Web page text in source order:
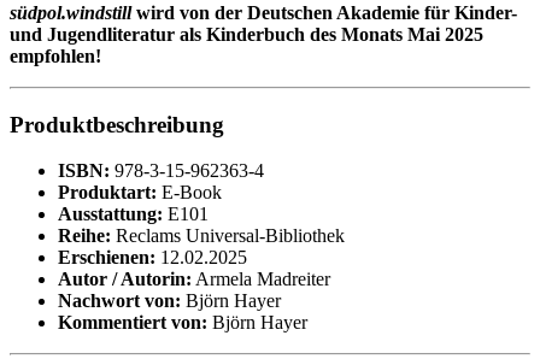
südpol.windstillwird von der Deutschen Akademie für Kinder-
und Jugendliteratur als Kinderbuch des Monats Mai 2025
empfohlen!
Produktbeschreibung
ISBN: 978-3-15-962363-4
Produktart: E-Book
Ausstattung: E101
Reihe: Reclams Universal-Bibliothek
Erschienen: 12.02.2025
Autor / Autorin: Armela Madreiter
Nachwort von: Björn Hayer
Kommentiert von: Björn Hayer